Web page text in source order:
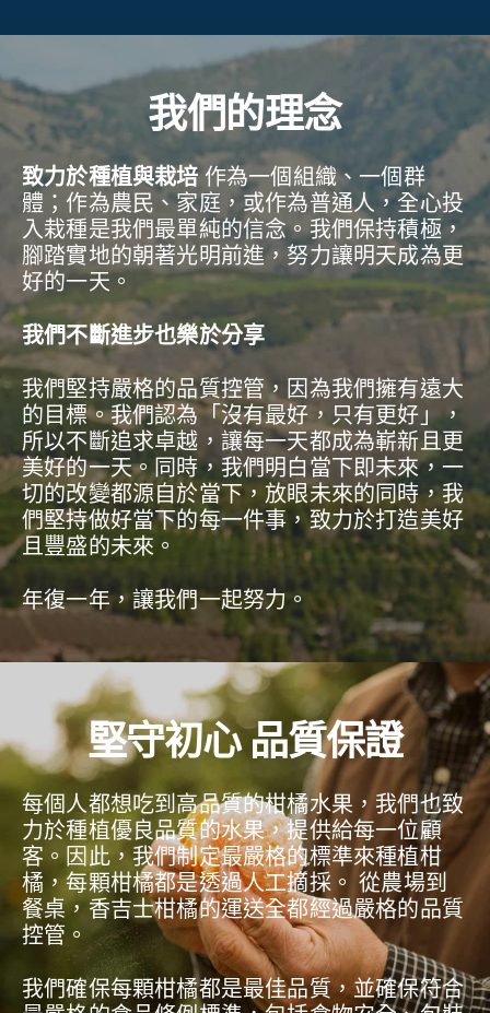
我們的理念
致力於種植與栽培作為一個組織、一個群
體；作為農民、家庭，或作為普通人，全心投
入栽種是我們最單純的信念。我們保持積極，
腳踏實地的朝著光明前進，努力讓明天成為更
好的一天。
我們不斷進步也樂於分享
我們堅持嚴格的品質控管，因為我們擁有遠大
的目標。我們認為「沒有最好，只有更好」，
所以不斷追求卓越，讓每一天都成為嶄新且更
美好的一天。同時，我們明白當下即未來，一
切的改變都源自於當下，放眼未來的同時，我
們堅持做好當下的每一件事，致力於打造美好
且豐盛的未來。
年復一年，讓我們一起努力。
堅守初心 品質保證
每個人都想吃到高品質的柑橘水果，我們也致
力於種植優良品質的水果，提供給每一位顧
客。因此，我們制定最嚴格的標準來種植柑
橘，每顆柑橘都是透過人工摘採。 從農場到
餐桌，香吉士柑橘的運送全都經過嚴格的品質
控管。
我們確保每顆柑橘都是最佳品質，並確保符合